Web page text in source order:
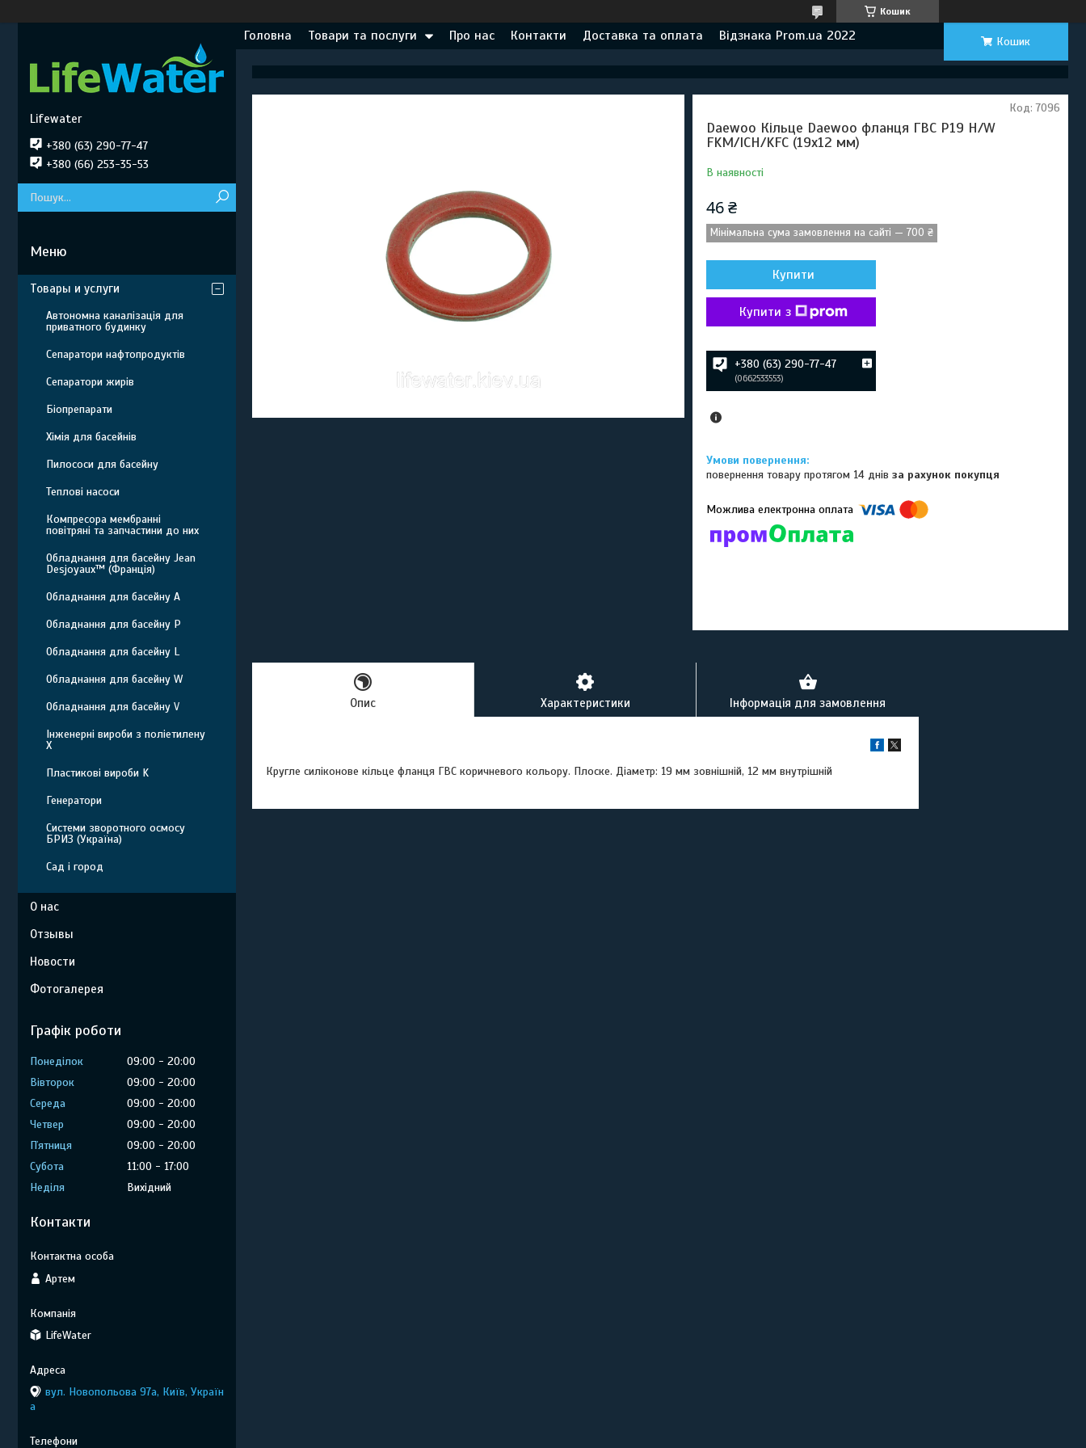
Кошик
Головна Товари та послуги Про нас Контакти Доставка та оплата Відзнака Prom.ua 2022 Кошик
Daewoo Кільце Daewoo фланця ГВС P19 H/W
FKM/ICH/KFC (19х12 мм)
В наявності
Код:7096
46 ₴
Мінімальна сума замовлення на сайті — 700 ₴
Купити
Купити з
+380 (63) 290-77-47
0662533553
повернення товару протягом 14 днівза рахунок покупця
Опис Характеристики Інформація для замовлення
Кругле силіконове кільце фланця ГВС коричневого кольору. Плоске. Діаметр: 19 мм зовнішній, 12 мм внутрішній
Lifewater
+380 (63) 290-77-47
+380 (66) 253-35-53
Товары и услуги
Автономна каналізація для
приватного будинку
Сепаратори нафтопродуктів
Сепаратори жирів
Біопрепарати
Хімія для басейнів
Пилососи для басейну
Теплові насоси
Компресора мембранні
повітряні та запчастини до них
Обладнання для басейну Jean
Desjoyaux™ (Франція)
Обладнання для басейну A
Обладнання для басейну P
Обладнання для басейну L
Обладнання для басейну W
Обладнання для басейну V
Інженерні вироби з поліетилену
Х
Пластикові вироби K
Генератори
Системи зворотного осмосу
БРИЗ (Україна)
Сад і город
О нас
Отзывы
Новости
Фотогалерея
Графік роботи
Понеділок 09:00
20:00
Вівторок
09:00
20:00
Середа
09:00
20:00
Четвер
09:00
20:00
Пʼятниця
09:00
20:00
Субота
11:00
17:00
Неділя
Вихідний
Контакти
Артем
LifeWater
вул. Новопольова 97а, Київ, Україн
а